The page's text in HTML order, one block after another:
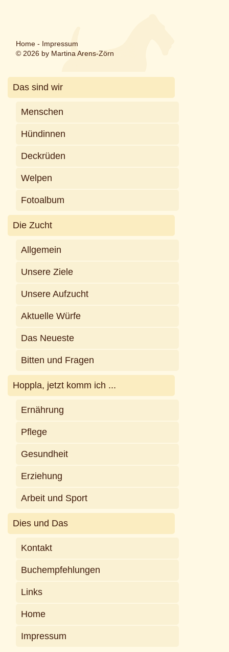
Home- Impressum
© 2026 by Martina Arens-Zörn
Das sind wir
Menschen
Hündinnen
Deckrüden
Welpen
Fotoalbum
Die Zucht
Allgemein
Unsere Ziele
Unsere Aufzucht
Aktuelle Würfe
Das Neueste
Bitten und Fragen
Hoppla, jetzt komm ich ...
Ernährung
Pflege
Gesundheit
Erziehung
Arbeit und Sport
Dies und Das
Kontakt
Buchempfehlungen
Links
Home
Impressum